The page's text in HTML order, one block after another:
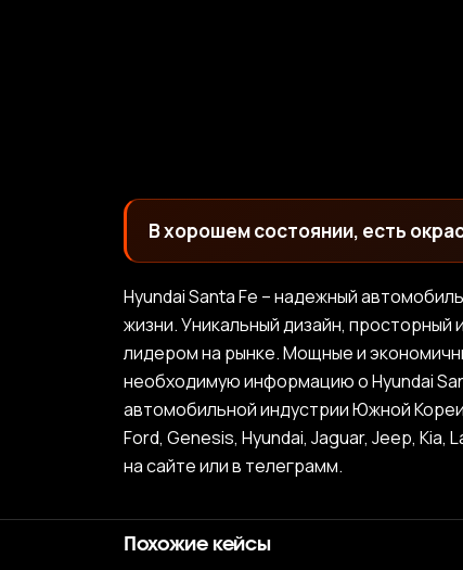
В хорошем состоянии, есть
Hyundai Santa Fe – надежный
жизни. Уникальный дизайн,
лидером на рынке. Мощные и
необходимую информацию о Hyundai
автомобильной индустрии Южной
Ford, Genesis, Hyundai, Jaguar, Jeep,
на сайте или в телеграмм.
Похожие кейсы